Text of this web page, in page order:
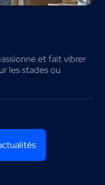
et fait vibrer
les stades ou